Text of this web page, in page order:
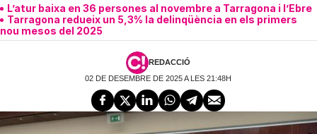
L’atur baixa en 36 persones al novembre a Tarragona i l’Ebre
Tarragona redueix un 5,3% la delinqüència en els primers
nou mesos del 2025
REDACCIÓ
02 DE DESEMBRE DE 2025 A LES 21:48H